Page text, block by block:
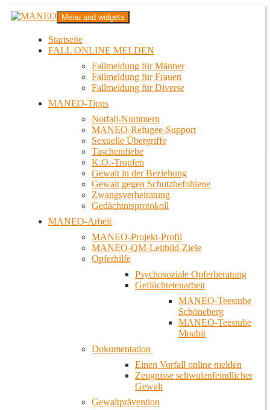
Zum
InhaltMANEO
Das schwule Anti-Gewalt-Projekt in Berlin
Menu and widgets
Startseite
FALL ONLINE MELDEN
Fallmeldung für Männer
Fallmeldung für Frauen
Fallmeldung für Diverse
MANEO-Tipps
Notfall-Nummern
MANEO-Refugee-Support
Sexuelle Übergriffe
Taschendiebe
K.O.-Tropfen
Gewalt in der Beziehung
Gewalt gegen Schutzbefohlene
Zwangsverheiratung
Gedächtnisprotokoll
MANEO-Arbeit
MANEO-Projekt-Profil
MANEO-QM-Leitbild-Ziele
Opferhilfe
Psychosoziale Opferberatung
Geflüchtetenarbeit
MANEO-Teestube
Schöneberg
MANEO-Teestube
Moabit
Dokumentation
Einen Vorfall online melden
Zeugnisse schwulenfeindlicher
Gewalt
Gewaltprävention